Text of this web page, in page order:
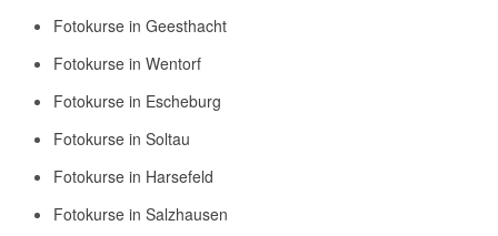
Fotokurse in Geesthacht
Fotokurse in Wentorf
Fotokurse in Escheburg
Fotokurse in Soltau
Fotokurse in Harsefeld
Fotokurse in Salzhausen